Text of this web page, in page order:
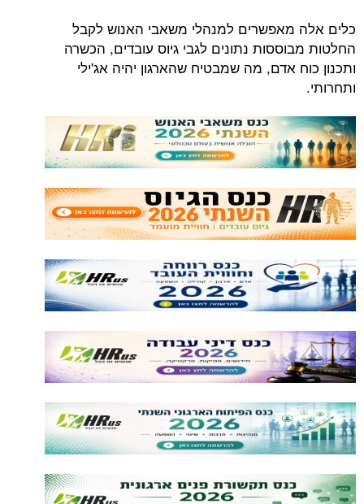
כלים אלה מאפשרים למנהלי משאבי האנוש לקבל
החלטות מבוססות נתונים לגבי גיוס עובדים, הכשרה
ותכנון כוח אדם, מה שמבטיח שהארגון יהיה אג'ילי
ותחרותי.